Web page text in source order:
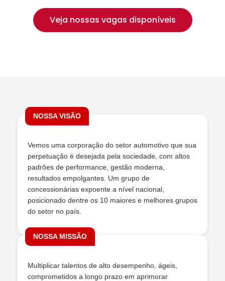
Veja nossas vagas disponíveis
NOSSA VISÃO
Vemos uma corporação do setor automotivo que sua
perpetuação é desejada pela sociedade, com altos
padrões de performance, gestão moderna,
resultados empolgantes. Um grupo de
concessionárias expoente a nível nacional,
posicionado dentre os 10 maiores e melhores grupos
do setor no país.
NOSSA MISSÃO
Multiplicar talentos de alto desempenho, ágeis,
comprometidos a longo prazo em aprimorar